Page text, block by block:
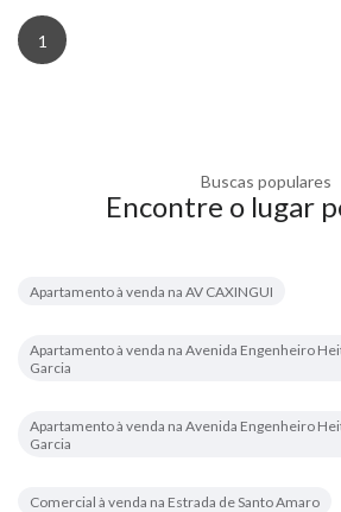
1
Buscas populares
Encontre o lugar
Apartamento à venda na AV CAXINGUI
Apartamento à venda na Avenida Engenheiro
Garcia
Apartamento à venda na Avenida Engenheiro
Garcia
Comercial à venda na Estrada de Santo Amaro